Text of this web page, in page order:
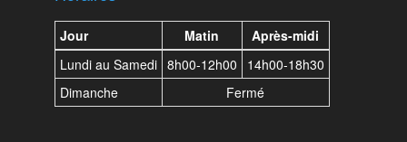
Jour Matin
Après-midi
Lundi au Samedi 8h00-12h00
14h00-18h30
Dimanche
Fermé